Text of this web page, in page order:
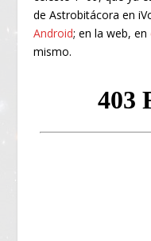
de Astrobitácora en
Android; en la web, en
mismo.